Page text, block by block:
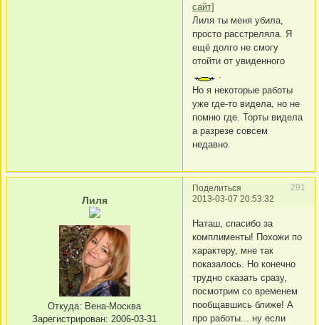
сайт]
Лиля ты меня убила,
просто расстреляла. Я
ещё долго не смогу
отойти от увиденного
.
Но я некоторые работы
уже где-то видела, но не
помню где. Торты видела
а разрезе совсем
недавно.
Поделиться
291
2013-03-07 20:53:32
Лиля
Откуда: Вена-Москва
Зарегистрирован: 2006-03-31
Наташ, спасибо за
комплименты! Похожи по
характеру, мне так
показалось. Но конечно
трудно сказать сразу,
посмотрим со временем
пообщавшись ближе! А
про работы... ну если